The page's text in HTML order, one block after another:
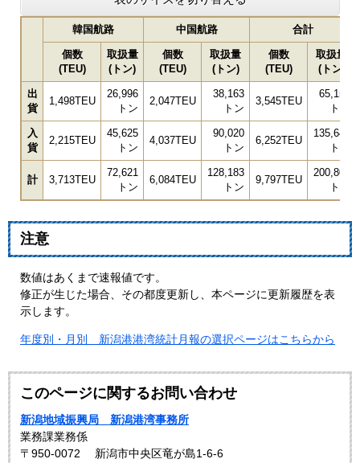
韓国航路 中国航路 合計
個数
(TEU)
取扱量
(トン)
個数
(TEU)
取扱量
(トン)
個数
(TEU)
取扱量
(トン)
出
貨
1,498TEU
26,996
トン
2,047TEU
38,163
トン
3,545TEU
65,159
トン
入
貨
2,215TEU
45,625
トン
4,037TEU
90,020
トン
6,252TEU
135,645
トン
計 3,713TEU
72,621
トン
6,084TEU
128,183
トン
9,797TEU
200,804
トン
注意
数値はあくまで速報値です。
修正が生じた場合、その都度更新し、本ページに更新履歴を表
示します。
年度別・月別 新潟港港湾統計月報の選択ページはこちらから
このページに関するお問い合わせ
新潟地域振興局 新潟港湾事務所
業務課業務係
〒950-0072
新潟市中央区竜が島1-6-6